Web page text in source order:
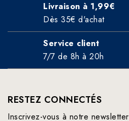
Livraison à 1,99€
Dès 35€ d'achat
Service client
7/7 de 8h à 20h
RESTEZ CONNECTÉS
Inscrivez-vous à notre newsletter